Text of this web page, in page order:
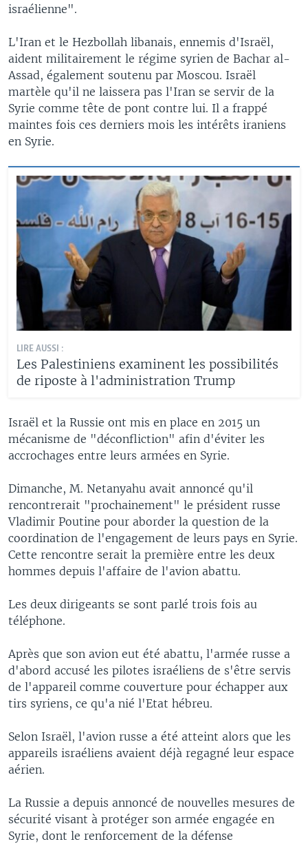
israélienne".
L'Iran et le Hezbollah libanais, ennemis d'Israël,
aident militairement le régime syrien de Bachar al-
Assad, également soutenu par Moscou. Israël
martèle qu'il ne laissera pas l'Iran se servir de la
Syrie comme tête de pont contre lui. Il a frappé
maintes fois ces derniers mois les intérêts iraniens
en Syrie.
LIRE AUSSI :
Les Palestiniens examinent les possibilités
de riposte à l'administration Trump
Israël et la Russie ont mis en place en 2015 un
mécanisme de "déconfliction" afin d'éviter les
accrochages entre leurs armées en Syrie.
Dimanche, M. Netanyahu avait annoncé qu'il
rencontrerait "prochainement" le président russe
Vladimir Poutine pour aborder la question de la
coordination de l'engagement de leurs pays en Syrie.
Cette rencontre serait la première entre les deux
hommes depuis l'affaire de l'avion abattu.
Les deux dirigeants se sont parlé trois fois au
téléphone.
Après que son avion eut été abattu, l'armée russe a
d'abord accusé les pilotes israéliens de s'être servis
de l'appareil comme couverture pour échapper aux
tirs syriens, ce qu'a nié l'Etat hébreu.
Selon Israël, l'avion russe a été atteint alors que les
appareils israéliens avaient déjà regagné leur espace
aérien.
La Russie a depuis annoncé de nouvelles mesures de
sécurité visant à protéger son armée engagée en
Syrie, dont le renforcement de la défense